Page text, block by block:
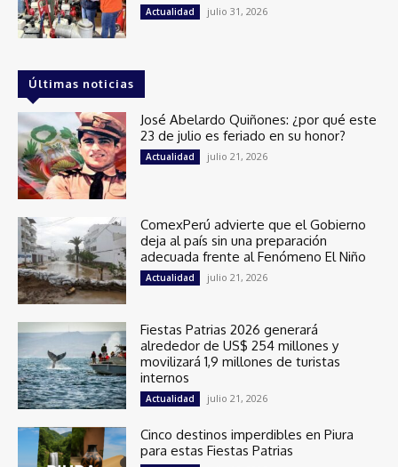
Actualidad julio 31, 2026
Últimas noticias
José Abelardo Quiñones: ¿por qué este
23 de julio es feriado en su honor?
Actualidad julio 21, 2026
ComexPerú advierte que el Gobierno
deja al país sin una preparación
adecuada frente al Fenómeno El Niño
Actualidad julio 21, 2026
Fiestas Patrias 2026 generará
alrededor de US$ 254 millones y
movilizará 1,9 millones de turistas
internos
Actualidad julio 21, 2026
Cinco destinos imperdibles en Piura
para estas Fiestas Patrias